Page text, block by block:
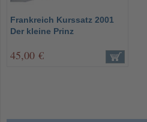
Frankreich Kurssatz 2001
Der kleine Prinz
45,00 €